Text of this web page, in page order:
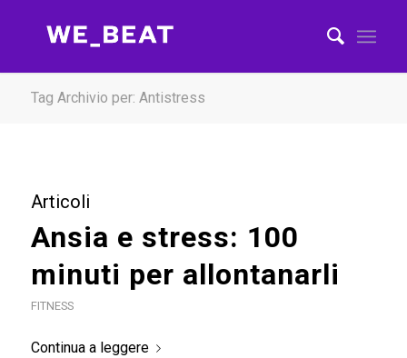
Tag Archivio per: Antistress
Articoli
Ansia e stress: 100
minuti per allontanarli
FITNESS
Continua a leggere